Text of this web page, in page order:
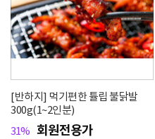
[반하지] 먹기편한 튤립 불닭발
300g(1~2인분)
31% 회원전용가